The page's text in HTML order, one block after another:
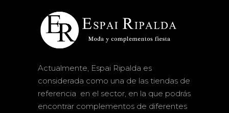
Actualmente, Espai Ripalda es
considerada como una de las tiendas de
referencia en el sector, en la que podrás
encontrar complementos de diferentes